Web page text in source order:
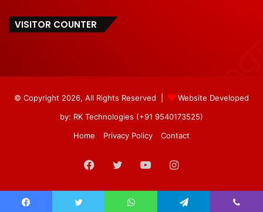
VISITOR COUNTER
© Copyright 2026, All Rights Reserved |
Website Developed
by: RK Technologies (+91 9540173525)
Home
Privacy Policy Contact
Facebook
TwitterYouTubeInstagram